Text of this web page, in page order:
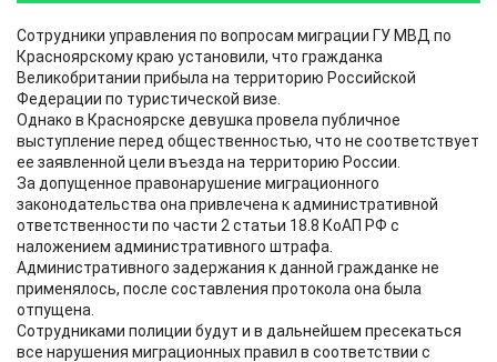
Сотрудники управления по вопросам миграции ГУ МВД по
Красноярскому краю установили, что гражданка
Великобритании прибыла на территорию Российской
Федерации по туристической визе.
Однако в Красноярске девушка провела публичное
выступление перед общественностью, что не соответствует
ее заявленной цели въезда на территорию России.
За допущенное правонарушение миграционного
законодательства она привлечена к административной
ответственности по части 2 статьи 18.8 КоАП РФ с
наложением административного штрафа.
Административного задержания к данной гражданке не
применялось, после составления протокола она была
отпущена.
Сотрудниками полиции будут и в дальнейшем пресекаться
все нарушения миграционных правил в соответствии с